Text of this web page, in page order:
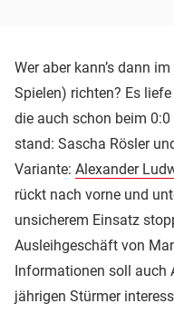
Wer aber kann’s dann
Spielen) richten? Es
die auch schon beim
stand: Sascha Rösler
Variante: Alexander
rückt nach vorne und
unsicherem Einsatz
Ausleihgeschäft von
Informationen soll auch
jährigen Stürmer